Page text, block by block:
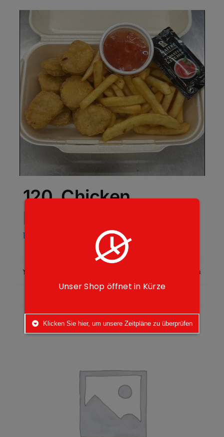
120. Chicken
Nuggets
10,00
Details
Unser Shop öffnet in Kürze
Klicken Sie hier, um unsere Zeitpläne zu überprüfen